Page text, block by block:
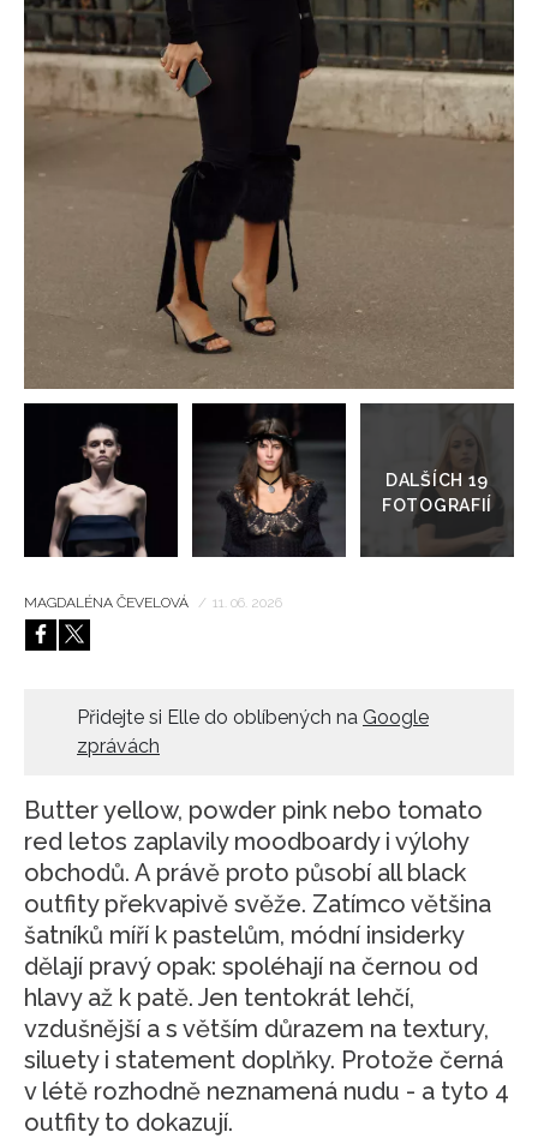
HOME
do
galerie
MAGDALÉNA ČEVELOVÁ / 11. 06. 2026
Přidejte si Elle do oblíbených na Google
zprávách
Butter yellow, powder pink nebo tomato
red letos zaplavily moodboardy i výlohy
obchodů. A právě proto působí all black
outfity překvapivě svěže. Zatímco většina
šatníků míří k pastelům, módní insiderky
dělají pravý opak: spoléhají na černou od
hlavy až k patě. Jen tentokrát lehčí,
vzdušnější a s větším důrazem na textury,
siluety i statement doplňky. Protože černá
v létě rozhodně neznamená nudu - a tyto 4
outfity to dokazují.